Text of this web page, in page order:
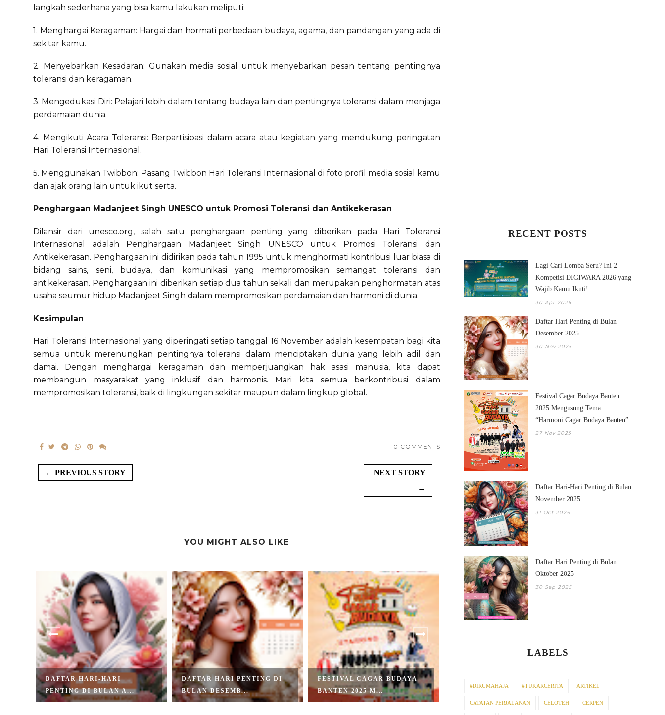
langkah sederhana yang bisa kamu lakukan meliputi:
1. Menghargai Keragaman: Hargai dan hormati perbedaan budaya, agama, dan pandangan yang ada di
sekitar kamu.
2. Menyebarkan Kesadaran: Gunakan media sosial untuk menyebarkan pesan tentang pentingnya
toleransi dan keragaman.
3. Mengedukasi Diri: Pelajari lebih dalam tentang budaya lain dan pentingnya toleransi dalam menjaga
perdamaian dunia.
4. Mengikuti Acara Toleransi: Berpartisipasi dalam acara atau kegiatan yang mendukung peringatan
Hari Toleransi Internasional.
5. Menggunakan Twibbon: Pasang Twibbon Hari Toleransi Internasional di foto profil media sosial kamu
dan ajak orang lain untuk ikut serta.
Penghargaan Madanjeet Singh UNESCO untuk Promosi Toleransi dan Antikekerasan
Dilansir dari unesco.org, salah satu penghargaan penting yang diberikan pada Hari Toleransi
Internasional adalah Penghargaan Madanjeet Singh UNESCO untuk Promosi Toleransi dan
Antikekerasan. Penghargaan ini didirikan pada tahun 1995 untuk menghormati kontribusi luar biasa di
bidang sains, seni, budaya, dan komunikasi yang mempromosikan semangat toleransi dan
antikekerasan. Penghargaan ini diberikan setiap dua tahun sekali dan merupakan penghormatan atas
usaha seumur hidup Madanjeet Singh dalam mempromosikan perdamaian dan harmoni di dunia.
Kesimpulan
Hari Toleransi Internasional yang diperingati setiap tanggal 16 November adalah kesempatan bagi kita
semua untuk merenungkan pentingnya toleransi dalam menciptakan dunia yang lebih adil dan
damai. Dengan menghargai keragaman dan memperjuangkan hak asasi manusia, kita dapat
membangun masyarakat yang inklusif dan harmonis. Mari kita semua berkontribusi dalam
mempromosikan toleransi, baik di lingkungan sekitar maupun dalam lingkup global.
0 COMMENTS
← PREVIOUS STORY
NEXT STORY
→
YOU MIGHT ALSO LIKE
DAFTAR HARI-HARI
PENTING DI BULAN A...
DAFTAR HARI PENTING DI
BULAN DESEMB...
FESTIVAL CAGAR BUDAYA
BANTEN 2025 M...
RECENT POSTS
Lagi Cari Lomba Seru? Ini 2
Kompetisi DIGIWARA 2026 yang
Wajib Kamu Ikuti!
30 Apr 2026
Daftar Hari Penting di Bulan
Desember 2025
30 Nov 2025
Festival Cagar Budaya Banten
2025 Mengusung Tema:
“Harmoni Cagar Budaya Banten”
27 Nov 2025
Daftar Hari-Hari Penting di Bulan
November 2025
31 Oct 2025
Daftar Hari Penting di Bulan
Oktober 2025
30 Sep 2025
LABELS
#DIRUMAHAJA #TUKARCERITA ARTIKEL
CATATAN PERJALANAN CELOTEH CERPEN